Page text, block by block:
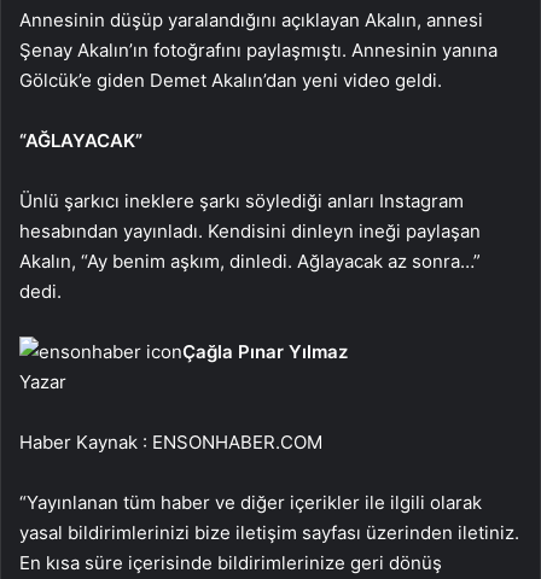
Annesinin düşüp yaralandığını açıklayan Akalın, annesi
Şenay Akalın’ın fotoğrafını paylaşmıştı. Annesinin yanına
Gölcük’e giden Demet Akalın’dan yeni video geldi.
“AĞLAYACAK”
Ünlü şarkıcı ineklere şarkı söylediği anları Instagram
hesabından yayınladı. Kendisini dinleyn ineği paylaşan
Akalın, “Ay benim aşkım, dinledi. Ağlayacak az sonra…”
dedi.
Çağla Pınar Yılmaz
Yazar
Haber Kaynak : ENSONHABER.COM
“Yayınlanan tüm haber ve diğer içerikler ile ilgili olarak
yasal bildirimlerinizi bize iletişim sayfası üzerinden iletiniz.
En kısa süre içerisinde bildirimlerinize geri dönüş